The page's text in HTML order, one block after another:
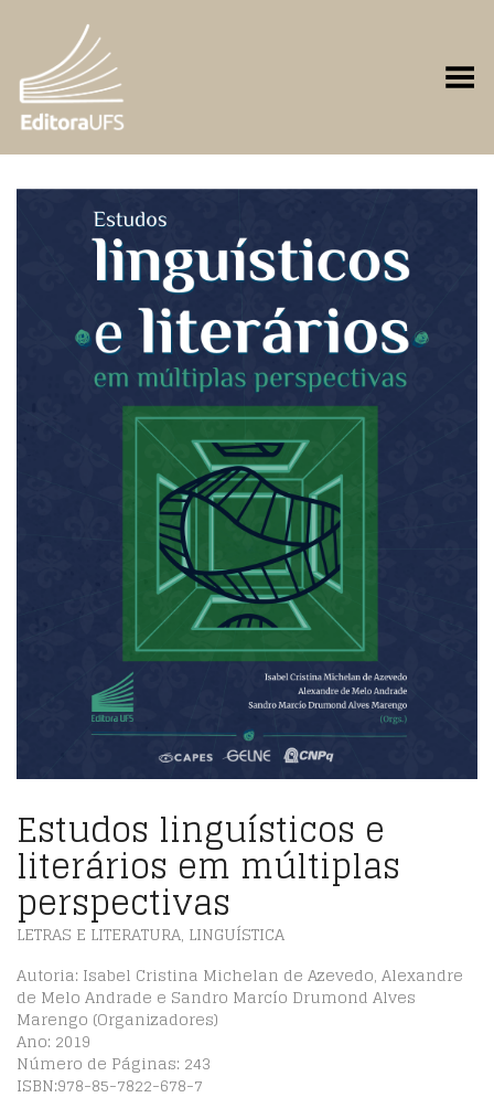
Toggle Menu
Estudos linguísticos e
literários em múltiplas
perspectivas
LETRAS E LITERATURA, LINGUÍSTICA
Autoria: Isabel Cristina Michelan de Azevedo, Alexandre
de Melo Andrade e Sandro Marcío Drumond Alves
Marengo (Organizadores)
Ano: 2019
Número de Páginas: 243
ISBN:978-85-7822-678-7